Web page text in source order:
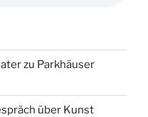
zu Parkhäuser
über Kunst